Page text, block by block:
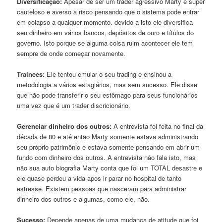
cauteloso e averso a risco pensando que o sistema pode entrar
em colapso a qualquer momento. devido a isto ele diversifica
seu dinheiro em vários bancos, depósitos de ouro e títulos do
governo. Isto porque se alguma coisa ruim acontecer ele tem
sempre de onde começar novamente.
Trainees: Ele tentou emular o seu trading e ensinou a
metodologia a vários estagiários, mas sem sucesso. Ele disse
que não pode transferir o seu estômago para seus funcionários
uma vez que é um trader discricionário.
Gerenciar dinheiro dos outros:A entrevista foi feita no final da
década de 80 e até então Marty somente estava administrando
seu próprio patrimônio e estava somente pensando em abrir um
fundo com dinheiro dos outros. A entrevista não fala isto, mas
não sua auto biografia Marty conta que foi um TOTAL desastre e
ele quase perdeu a vida apos ir parar no hospital de tanto
estresse. Existem pessoas que nasceram para administrar
dinheiro dos outros e algumas, como ele, não.
Sucesso: Depende apenas de uma mudança de atitude que foi